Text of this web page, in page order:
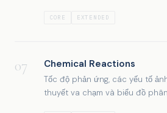
CORE EXTENDED
07 Chemical Reactions
Tốc độ phản ứng, các yếu tố
thuyết va chạm và biểu đồ